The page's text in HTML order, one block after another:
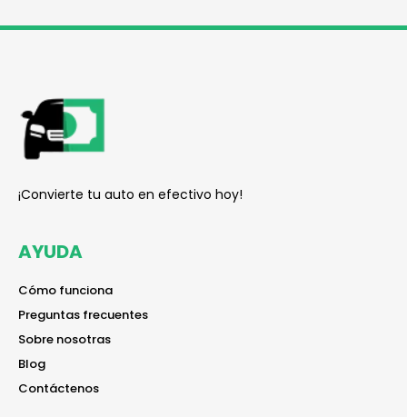
¡Convierte tu auto en efectivo hoy!
AYUDA
Cómo funciona
reader
Preguntas frecuentes
reader
Sobre nosotras
reader
Blog
reader
Contáctenos
reader